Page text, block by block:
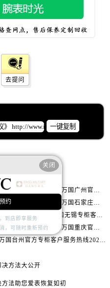
内蒙古自治区呼伦贝尔市海拉尔区中央街万国售后服务中心（需提前预约）
内蒙古自治区兴安盟市乌兰浩特市兴安大街万国售后服务中心（需提前预约）
山西省朔州市朔城区怡西路与鄯阳西街交汇处万国售后服务中心（需提前预约）
山西省忻州市忻府区和平东街与七一南路交叉口万国售后服务中心（需提前预约）
山西省阳泉市郊区平阳东街与新城大道交叉口万国售后服务中心（需提前预约）
山西省运城市盐湖区河东街万国售后服务中心（需提前预约）
山西省长治市潞州区英雄中路万国售后服务中心（需提前预约）
去提问
一键复制
权威汇总！2026年7月万国广州官方专柜客户服务电话及门店名录
2026年7月重磅整理｜万国石家庄官方专柜服务电话&客户服务中心公告
官方通知｜2026年万国无锡专柜客户服务热线全新升级（附7月最新专柜信息汇总）
2026年7月最新整理｜万国重庆官方专柜名录+客服电话，门店信息大公开
万国台州官方专柜客户服务热线2026年7月最新通告｜专柜信息权威发布
方法大公开
法助您爱表恢复如初
关闭
约
到店即享服务
，可随时重新预约